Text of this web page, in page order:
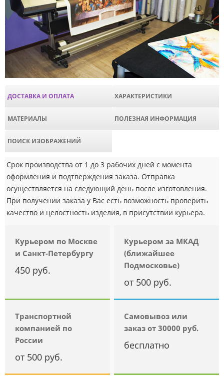
ДОСТАВКА И ОПЛАТА ХАРАКТЕРИСТИКИ
МАТЕРИАЛЫ ПОЛЕЗНАЯ ИНФОРМАЦИЯ
ПОИСК ИЗОБРАЖЕНИЙ
Срок производства от 1 до 3 рабочих дней с момента
оформления и подтверждения заказа. Отправка
осуществляется на следующий день после изготовления.
При получении заказа у Вас есть возможность проверить
качество и целостность изделия, в присутствии курьера.
Курьером по Москве
и Санкт-Петербургу
450 руб.
Курьером за МКАД
(ближайшее
Подмосковье)
от 500 руб.
Транспортной
компанией по
России
от 500 руб.
Самовывоз или
заказ от 30000 руб.
бесплатно